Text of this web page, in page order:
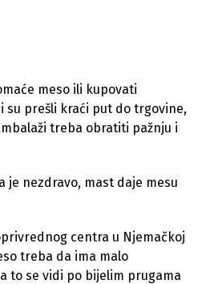
meso ili kupovati
su prešli kraći put do trgovine,
treba obratiti pažnju i
je nezdravo, mast daje mesu
centra u Njemačkoj
treba da ima malo
to se vidi po bijelim prugama